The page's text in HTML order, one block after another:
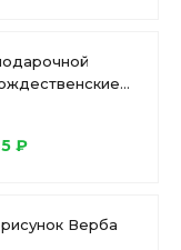
₽
Верба